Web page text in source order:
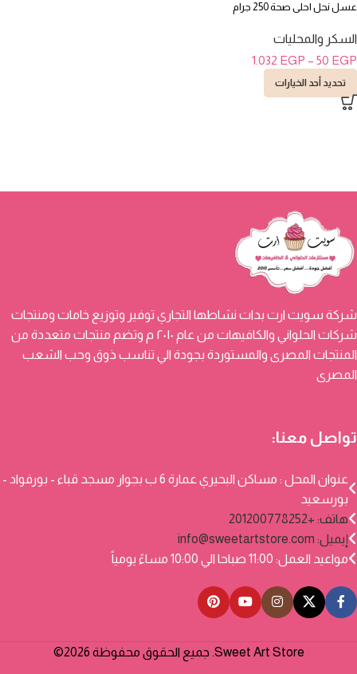
عسل نحل احلى صحة 250 جرام
السكر والمحليات
50 EGP
–
1.032 EGP
تحديد أحد الخيارات
شركة سويت ارت بدات نشاطها التجاري توفير وتوزيع خامات ومنتجات
شركات الحلواني والكافيهات من عام ٢٠١٠ م وتضم منتجات متعددة من
المنتجات المصرى والمستوردة بجودة الي تناسب ذوق وحب الشعب
المصرى
تواصل معنا:
عنوان المحل : مساكن البحيري عمارة 6 ب بجوار مسجد قباء - بورفواد -
بورسعيد
هاتف: +201200778252
إيميل: info@sweetartstore.com
مواعيد العمل: 11:00 صباحا الي 10:00 مساءً يومياً
Sweet Art Store. جميع الحقوق محفوظة 2026©